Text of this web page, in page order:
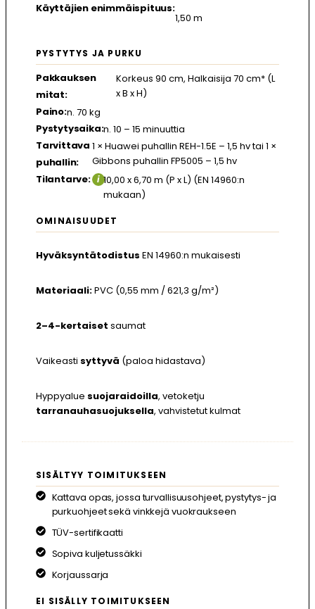
Käyttäjien enimmäispituus:
1,50 m
PYSTYTYS JA PURKU
Pakkauksen
mitat:
Korkeus 90 cm, Halkaisija 70 cm* (L
x B x H)
Paino:n. 70 kg
Pystytysaika:n. 10 – 15 minuuttia
Tarvittava
puhallin:
1 × Huawei puhallin REH-1.5E – 1,5 hvtai 1 ×
Gibbons puhallin FP5005 – 1,5 hv
Tilantarve: i 10,00 x 6,70 m (P x L) (EN 14960:n
mukaan)
OMINAISUUDET
Hyväksyntätodistus EN 14960:n mukaisesti
Materiaali:PVC (0,55 mm / 621,3 g/m²)
2–4-kertaiset saumat
Vaikeasti syttyvä (paloa hidastava)
Hyppyalue suojaraidoilla, vetoketju
tarranauhasuojuksella, vahvistetut kulmat
SISÄLTYY TOIMITUKSEEN
Kattava opas, jossa turvallisuusohjeet, pystytys- ja
purkuohjeet sekä vinkkejä vuokraukseen
TÜV-sertifikaatti
Sopiva kuljetussäkki
Korjaussarja
EI SISÄLLY TOIMITUKSEEN